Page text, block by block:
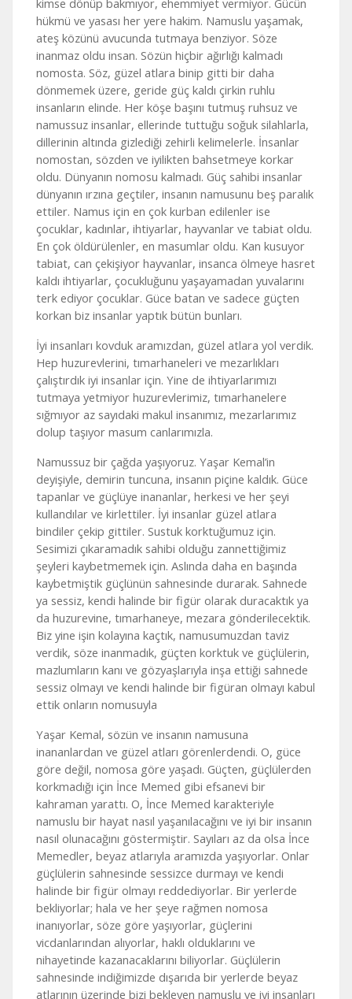
kimse dönüp bakmıyor, ehemmiyet vermiyor. Gücün
hükmü ve yasası her yere hakim. Namuslu yaşamak,
ateş közünü avucunda tutmaya benziyor. Söze
inanmaz oldu insan. Sözün hiçbir ağırlığı kalmadı
nomosta. Söz, güzel atlara binip gitti bir daha
dönmemek üzere, geride güç kaldı çirkin ruhlu
insanların elinde. Her köşe başını tutmuş ruhsuz ve
namussuz insanlar, ellerinde tuttuğu soğuk silahlarla,
dillerinin altında gizlediği zehirli kelimelerle. İnsanlar
nomostan, sözden ve iyilikten bahsetmeye korkar
oldu. Dünyanın nomosu kalmadı. Güç sahibi insanlar
dünyanın ırzına geçtiler, insanın namusunu beş paralık
ettiler. Namus için en çok kurban edilenler ise
çocuklar, kadınlar, ihtiyarlar, hayvanlar ve tabiat oldu.
En çok öldürülenler, en masumlar oldu. Kan kusuyor
tabiat, can çekişiyor hayvanlar, insanca ölmeye hasret
kaldı ihtiyarlar, çocukluğunu yaşayamadan yuvalarını
terk ediyor çocuklar. Güce batan ve sadece güçten
korkan biz insanlar yaptık bütün bunları.
İyi insanları kovduk aramızdan, güzel atlara yol verdik.
Hep huzurevlerini, tımarhaneleri ve mezarlıkları
çalıştırdık iyi insanlar için. Yine de ihtiyarlarımızı
tutmaya yetmiyor huzurevlerimiz, tımarhanelere
sığmıyor az sayıdaki makul insanımız, mezarlarımız
dolup taşıyor masum canlarımızla.
Namussuz bir çağda yaşıyoruz. Yaşar Kemal’in
deyişiyle, demirin tuncuna, insanın piçine kaldık. Güce
tapanlar ve güçlüye inananlar, herkesi ve her şeyi
kullandılar ve kirlettiler. İyi insanlar güzel atlara
bindiler çekip gittiler. Sustuk korktuğumuz için.
Sesimizi çıkaramadık sahibi olduğu zannettiğimiz
şeyleri kaybetmemek için. Aslında daha en başında
kaybetmiştik güçlünün sahnesinde durarak. Sahnede
ya sessiz, kendi halinde bir figür olarak duracaktık ya
da huzurevine, tımarhaneye, mezara gönderilecektik.
Biz yine işin kolayına kaçtık, namusumuzdan taviz
verdik, söze inanmadık, güçten korktuk ve güçlülerin,
mazlumların kanı ve gözyaşlarıyla inşa ettiği sahnede
sessiz olmayı ve kendi halinde bir figüran olmayı kabul
ettik onların nomusuyla
Yaşar Kemal, sözün ve insanın namusuna
inananlardan ve güzel atları görenlerdendi. O, güce
göre değil, nomosa göre yaşadı. Güçten, güçlülerden
korkmadığı için İnce Memed gibi efsanevi bir
kahraman yarattı. O, İnce Memed karakteriyle
namuslu bir hayat nasıl yaşanılacağını ve iyi bir insanın
nasıl olunacağını göstermiştir. Sayıları az da olsa İnce
Memedler, beyaz atlarıyla aramızda yaşıyorlar. Onlar
güçlülerin sahnesinde sessizce durmayı ve kendi
halinde bir figür olmayı reddediyorlar. Bir yerlerde
bekliyorlar; hala ve her şeye rağmen nomosa
inanıyorlar, söze göre yaşıyorlar, güçlerini
vicdanlarından alıyorlar, haklı olduklarını ve
nihayetinde kazanacaklarını biliyorlar. Güçlülerin
sahnesinde indiğimizde dışarıda bir yerlerde beyaz
atlarının üzerinde bizi bekleyen namuslu ve iyi insanları